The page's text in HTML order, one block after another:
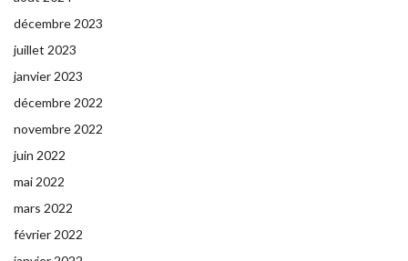
décembre 2023
juillet 2023
janvier 2023
décembre 2022
novembre 2022
juin 2022
mai 2022
mars 2022
février 2022